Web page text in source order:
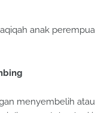
anak
menyembelih